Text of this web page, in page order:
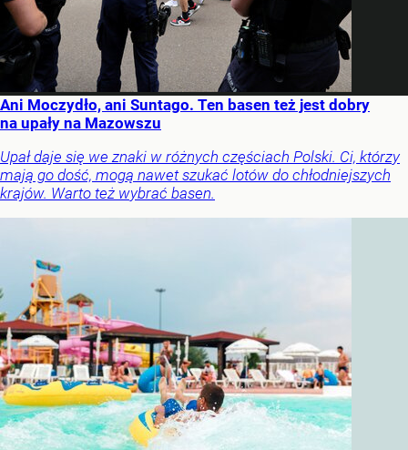
Ani Moczydło, ani Suntago. Ten basen też jest dobry
na upały na Mazowszu
Upał daje się we znaki w różnych częściach Polski. Ci, którzy
mają go dość, mogą nawet szukać lotów do chłodniejszych
krajów. Warto też wybrać basen.